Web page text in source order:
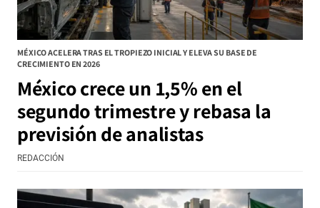
MÉXICO ACELERA TRAS EL TROPIEZO INICIAL Y ELEVA SU BASE DE
CRECIMIENTO EN 2026
México crece un 1,5% en el
segundo trimestre y rebasa la
previsión de analistas
REDACCIÓN